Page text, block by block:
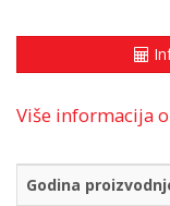
Više informacija
Godina